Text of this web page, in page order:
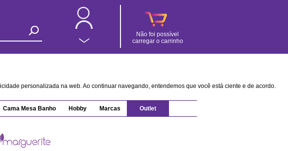
Não foi possível
carregar o carrinho
personalizada na web. Ao continuar navegando, entendemos que você está ciente e de acordo.
Cama Mesa Banho Hobby Marcas Outlet